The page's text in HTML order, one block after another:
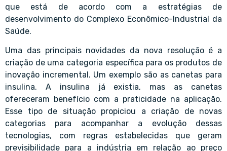
que está de acordo com a estratégias de
desenvolvimento do Complexo Econômico-Industrial da
Saúde.
Uma das principais novidades da nova resolução é a
criação de uma categoria específica para os produtos de
inovação incremental. Um exemplo são as canetas para
insulina. A insulina já existia, mas as canetas
ofereceram benefício com a praticidade na aplicação.
Esse tipo de situação propiciou a criação de novas
categorias para acompanhar a evolução dessas
tecnologias, com regras estabelecidas que geram
previsibilidade para a indústria em relação ao preço